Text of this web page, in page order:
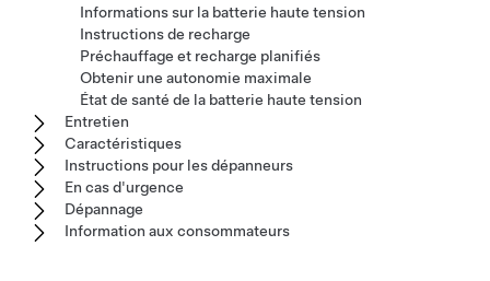
Informations sur la batterie haute tension
Instructions de recharge
Préchauffage et recharge planifiés
Obtenir une autonomie maximale
État de santé de la batterie haute tension
Entretien
Caractéristiques
Instructions pour les dépanneurs
En cas d'urgence
Dépannage
Information aux consommateurs